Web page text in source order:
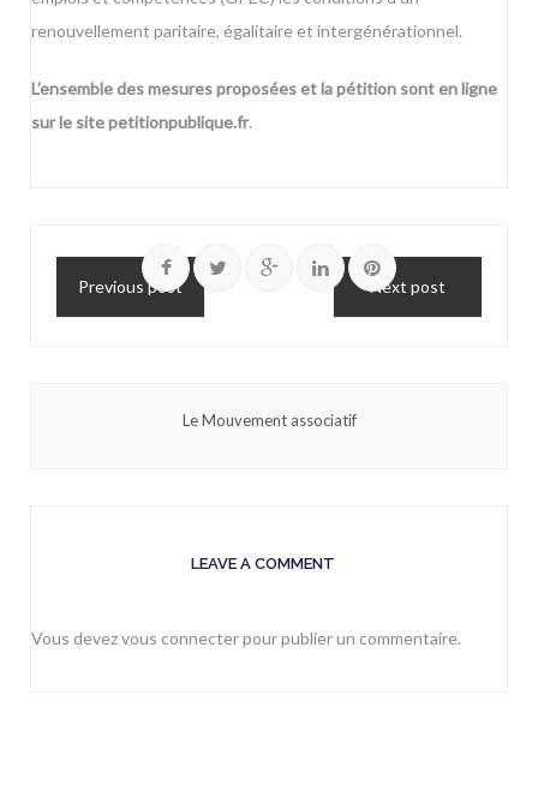
renouvellement paritaire, égalitaire et intergénérationnel.
L’ensemble des mesures proposées et la pétition sont en ligne
sur le site petitionpublique.fr.
Previous post Next post
Le Mouvement associatif
LEAVE A COMMENT
Vous devezvous connecterpour publier un commentaire.